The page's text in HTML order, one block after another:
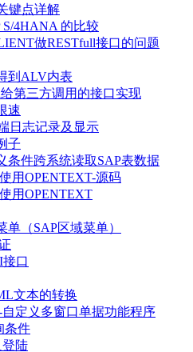
键点详解
S/4HANA 的比较
做RESTfull接口的问题
到ALV内表
第三方调用的接口实现
速
日志记录及显示
子
条件跨系统读取SAP表数据
用OPENTEXT-源码
用OPENTEXT
单（SAP区域菜单）
口
文本的转换
定义多窗口单据功能程序
条件
登陆